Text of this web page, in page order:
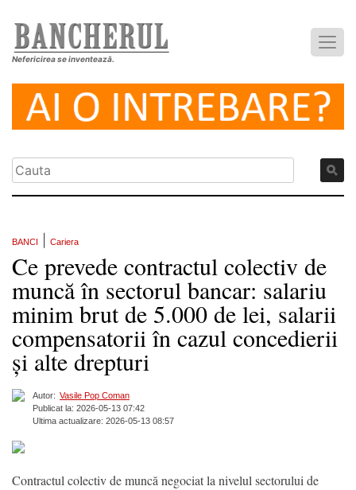
Nefericirea se inventează.
BANCI Cariera
Ce prevede contractul colectiv de
muncă în sectorul bancar: salariu
minim brut de 5.000 de lei, salarii
compensatorii în cazul concedierii
și alte drepturi
Autor: Vasile Pop Coman
Publicat la: 2026-05-13 07:42
Ultima actualizare: 2026-05-13 08:57
Contractul colectiv de muncă negociat la nivelul sectorului de